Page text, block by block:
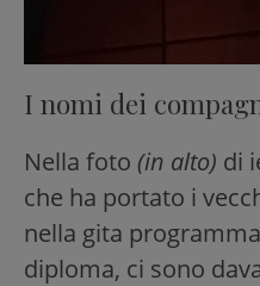
I nomi dei
Nella foto (in alto) di
che ha portato i
nella gita
diploma, ci sono